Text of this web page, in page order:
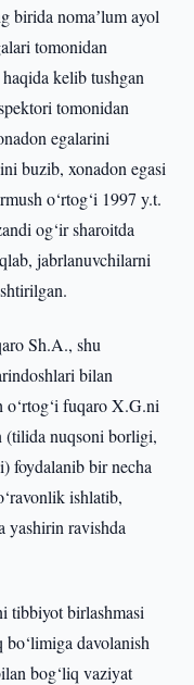
birida nomaʼlum ayol
tomonidan
kelib tushgan
tomonidan
egalarini
buzib, xonadon egasi
o‘rtog‘i 1997 y.t.
og‘ir sharoitda
jabrlanuvchilarni
Sh.A., shu
bilan
fuqaro X.G.ni
(tilida nuqsoni borligi,
foydalanib bir necha
ishlatib,
yashirin ravishda
tibbiyot birlashmasi
davolanish
bog‘liq vaziyat